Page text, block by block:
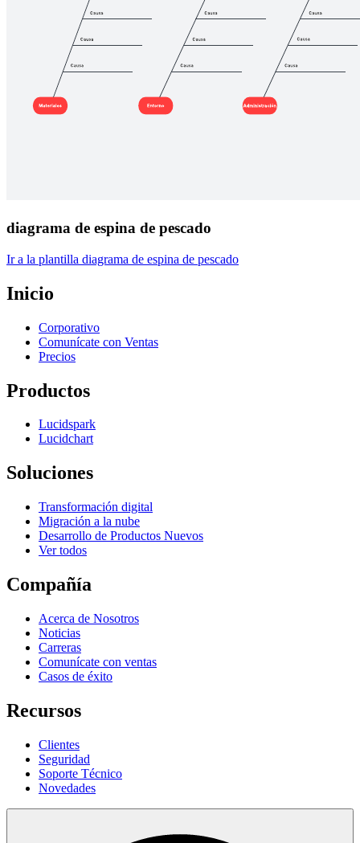
diagrama de espina de pescado
Ir a la plantilla diagrama de espina de pescado
Inicio
Corporativo
Comunícate con Ventas
Precios
Productos
Lucidspark
Lucidchart
Soluciones
Transformación digital
Migración a la nube
Desarrollo de Productos Nuevos
Ver todos
Compañía
Acerca de Nosotros
Noticias
Carreras
Comunícate con ventas
Casos de éxito
Recursos
Clientes
Seguridad
Soporte Técnico
Novedades